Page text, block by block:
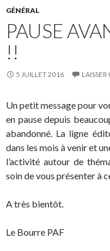
GÉNÉRAL
PAUSE
!!
5 JUILLET 2016
Un petit message pour
en pause depuis
abandonné. La ligne
dans les mois à venir et
l’activité autour de
soin de vous présenter à
A très bientôt.
Le Bourre PAF